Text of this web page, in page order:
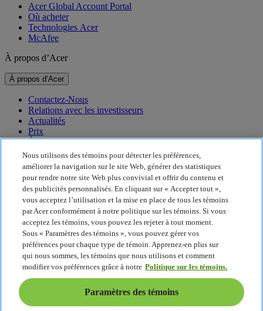
Acer Global Account Portal
Où acheter
Technologies Acer
McAfee
À propos d’Acer
À propos d’Acer
Contactez-Nous
Relations avec les investisseurs
Actualités
Prix
Événements
Durabilité
Durabilité
Responsabilité sociale de l’entreprise
Empreinte carbone des produits
Project Humanity
Earthion
Politique de confidentialité
Politique sur les témoins
Avis juridique
Information juridique supplémentaire
Politique d’accessibilité
Paramètres des témoins
Nous utilisons des témoins pour détecter les préférences,
améliorer la navigation sur le site Web, générer des statistiques
pour rendre notre site Web plus convivial et offrir du contenu et
des publicités personnalisés. En cliquant sur « Accepter tout »,
vous acceptez l’utilisation et la mise en place de tous les témoins
par Acer conformément à notre politique sur les témoins. Si vous
acceptez les témoins, vous pouvez les rejeter à tout moment.
Sous « Paramètres des témoins », vous pouvez gérer vos
préférences pour chaque type de témoin. Apprenez-en plus sur
qui nous sommes, les témoins que nous utilisons et comment
modifier vos préférences grâce à notre Politique sur les témoins.
Paramètres des témoins